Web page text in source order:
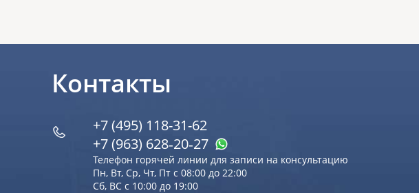
Контакты
+7 (495) 118-31-62
+7 (963) 628‑20‑27
Телефон горячей линии для записи на консультацию
Пн, Вт, Ср, Чт, Пт с 08:00 до 22:00
Сб, ВС с 10:00 до 19:00